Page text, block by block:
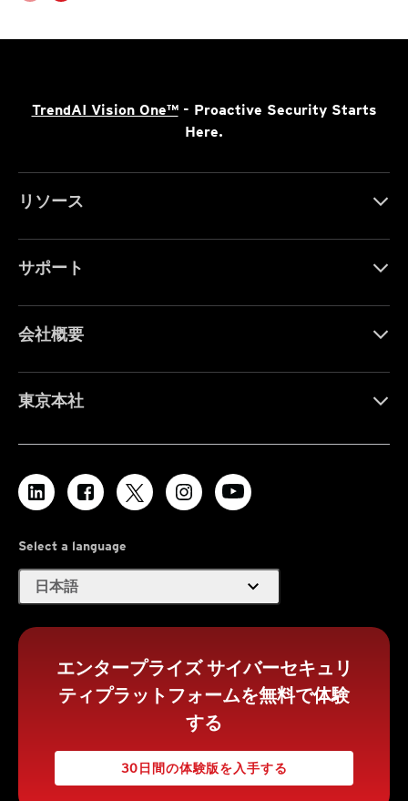
TrendAI Vision One™- Proactive Security Starts
Here.
リソース
サポート
会社概要
東京本社
Select a language
日本語 expand_more
エンタープライズ サイバーセキュリ
ティプラットフォームを無料で体験
する
30日間の体験版を入手する